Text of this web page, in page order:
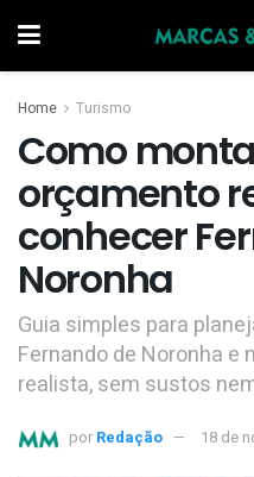
Home Turismo
Como
orçamento
conhecer
Noronha
Guia simples para
Fernando de Noronha
realista, sem sustos
por Redação 18 de